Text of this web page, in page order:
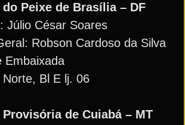
do Peixe de Brasília – DF
Júlio César Soares
Robson Cardoso da Silva
Embaixada
Norte, Bl E lj. 06
Provisória de Cuiabá – MT